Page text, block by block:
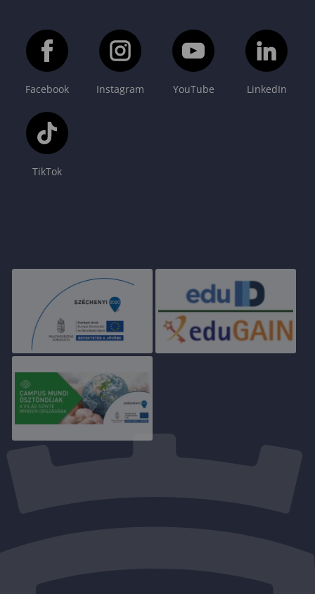
Facebook Instagram YouTube LinkedIn
TikTok